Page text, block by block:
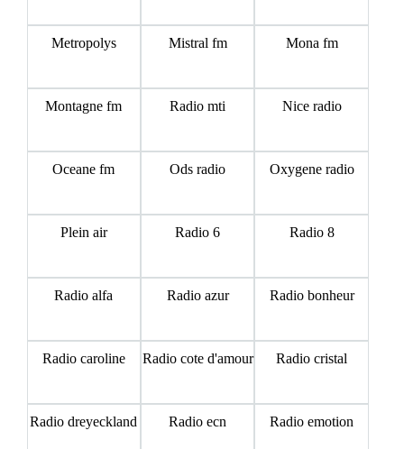
Metropolys Mistral fm Mona fm
Montagne fm Radio mti Nice radio
Oceane fm Ods radio Oxygene radio
Plein air Radio 6 Radio 8
Radio alfa Radio azur Radio bonheur
Radio caroline Radio cote d'amour Radio cristal
Radio dreyeckland Radio ecn Radio emotion